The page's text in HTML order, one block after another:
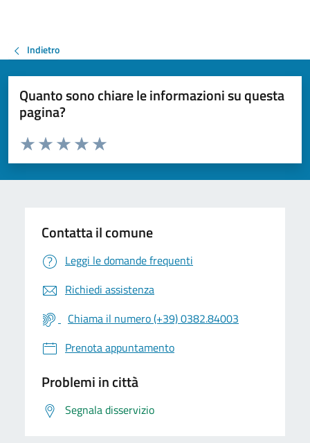
Indietro
Quanto sono chiare le informazioni su questa
pagina?
Valuta da 1 a 5 stelle la pagina
Valuta 5 stelle su 5
Valuta 4 stelle su 5
Valuta 3 stelle su 5
Valuta 2 stelle su 5
Valuta 1 stelle su 5
Contatta il comune
Leggi le domande frequenti
Richiedi assistenza
Chiama il numero (+39) 0382.84003
Prenota appuntamento
Problemi in città
Segnala disservizio